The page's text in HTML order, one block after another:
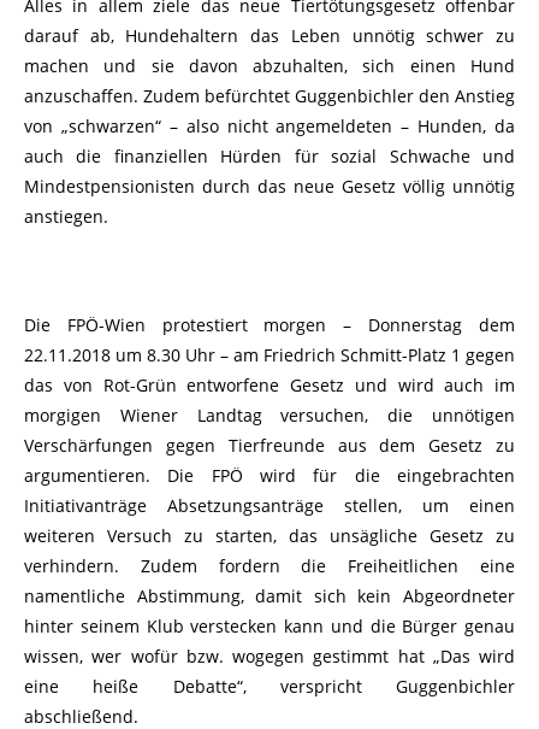
Alles in allem ziele das neue Tiertötungsgesetz offenbar
darauf ab, Hundehaltern das Leben unnötig schwer zu
machen und sie davon abzuhalten, sich einen Hund
anzuschaffen. Zudem befürchtet Guggenbichler den Anstieg
von „schwarzen“ – also nicht angemeldeten – Hunden, da
auch die finanziellen Hürden für sozial Schwache und
Mindestpensionisten durch das neue Gesetz völlig unnötig
anstiegen.
Die FPÖ-Wien protestiert morgen – Donnerstag dem
22.11.2018 um 8.30 Uhr – am Friedrich Schmitt-Platz 1 gegen
das von Rot-Grün entworfene Gesetz und wird auch im
morgigen Wiener Landtag versuchen, die unnötigen
Verschärfungen gegen Tierfreunde aus dem Gesetz zu
argumentieren. Die FPÖ wird für die eingebrachten
Initiativanträge Absetzungsanträge stellen, um einen
weiteren Versuch zu starten, das unsägliche Gesetz zu
verhindern. Zudem fordern die Freiheitlichen eine
namentliche Abstimmung, damit sich kein Abgeordneter
hinter seinem Klub verstecken kann und die Bürger genau
wissen, wer wofür bzw. wogegen gestimmt hat „Das wird
eine heiße Debatte“, verspricht Guggenbichler
abschließend.